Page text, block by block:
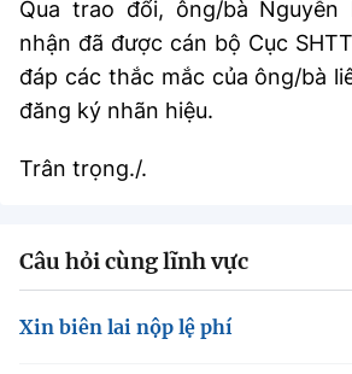
Chọn ngôn ngữ
Vietnamese
BỘ KHOA HỌC VÀ CÔNG
Điều khoản sử dụng Theo dõi MST:
Cơ quan chủ quản: Bộ Khoa học và Công
Qua trao đổi, ông/bà Nguyễn
nhận đã được cán bộ Cục
đáp các thắc mắc của ông/bà
đăng ký nhãn hiệu.
Trân trọng./.
Câu hỏi cùng lĩnh vực
Xin biên lai nộp lệ phí